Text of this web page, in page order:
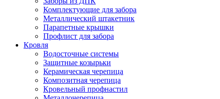
Комплектующие для забора
Металлический штакетник
Парапетные крышки
Профлист для забора
Кровля
Водосточные системы
Защитные козырьки
Керамическая черепица
Композитная черепица
Кровельный профнастил